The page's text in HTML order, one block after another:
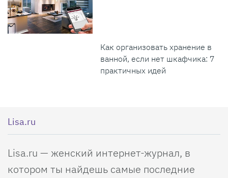
Как организовать хранение в
ванной, если нет шкафчика: 7
практичных идей
Lisa.ru
Lisa.ru — женский интернет-журнал, в
котором ты найдешь самые последние